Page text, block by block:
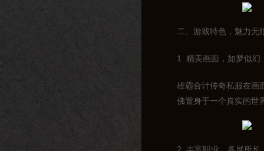
二、游戏特色，魅力无
1. 精美画面，如梦似幻
雄霸合计传奇私服在画
佛置身于一个真实的世